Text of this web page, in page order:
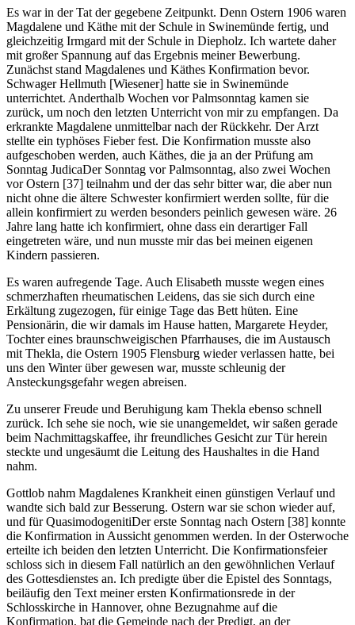
Es war in der Tat der gegebene Zeitpunkt. Denn Ostern 1906 waren
Magdalene und Käthe mit der Schule in Swinemünde fertig, und
gleichzeitig Irmgard mit der Schule in Diepholz. Ich wartete daher
mit großer Spannung auf das Ergebnis meiner Bewerbung.
Zunächst stand Magdalenes und Käthes Konfirmation bevor.
Schwager Hellmuth [Wiesener] hatte sie in Swinemünde
unterrichtet. Anderthalb Wochen vor Palmsonntag kamen sie
zurück, um noch den letzten Unterricht von mir zu empfangen. Da
erkrankte Magdalene unmittelbar nach der Rückkehr. Der Arzt
stellte ein typhöses Fieber fest. Die Konfirmation musste also
aufgeschoben werden, auch Käthes, die ja an der Prüfung am
Sonntag JudicaDer Sonntag vor Palmsonntag, also zwei Wochen
vor Ostern [37] teilnahm und der das sehr bitter war, die aber nun
nicht ohne die ältere Schwester konfirmiert werden sollte, für die
allein konfirmiert zu werden besonders peinlich gewesen wäre. 26
Jahre lang hatte ich konfirmiert, ohne dass ein derartiger Fall
eingetreten wäre, und nun musste mir das bei meinen eigenen
Kindern passieren.
Es waren aufregende Tage. Auch Elisabeth musste wegen eines
schmerzhaften rheumatischen Leidens, das sie sich durch eine
Erkältung zugezogen, für einige Tage das Bett hüten. Eine
Pensionärin, die wir damals im Hause hatten, Margarete Heyder,
Tochter eines braunschweigischen Pfarrhauses, die im Austausch
mit Thekla, die Ostern 1905 Flensburg wieder verlassen hatte, bei
uns den Winter über gewesen war, musste schleunig der
Ansteckungsgefahr wegen abreisen.
Zu unserer Freude und Beruhigung kam Thekla ebenso schnell
zurück. Ich sehe sie noch, wie sie unangemeldet, wir saßen gerade
beim Nachmittagskaffee, ihr freundliches Gesicht zur Tür herein
steckte und ungesäumt die Leitung des Haushaltes in die Hand
nahm.
Gottlob nahm Magdalenes Krankheit einen günstigen Verlauf und
wandte sich bald zur Besserung. Ostern war sie schon wieder auf,
und fürQuasimodogenitiDer erste Sonntag nach Ostern [38] konnte
die Konfirmation in Aussicht genommen werden. In der Osterwoche
erteilte ich beiden den letzten Unterricht. Die Konfirmationsfeier
schloss sich in diesem Fall natürlich an den gewöhnlichen Verlauf
des Gottesdienstes an. Ich predigte über die Epistel des Sonntags,
beiläufig den Text meiner ersten Konfirmationsrede in der
Schlosskirche in Hannover, ohne Bezugnahme auf die
Konfirmation, bat die Gemeinde nach der Predigt, an der